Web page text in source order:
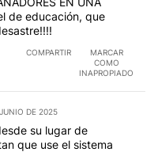
de educación, que
COMPARTIR
MARCAR
COMO
INAPROPIADO
DE 2025
su lugar de
que use el sistema